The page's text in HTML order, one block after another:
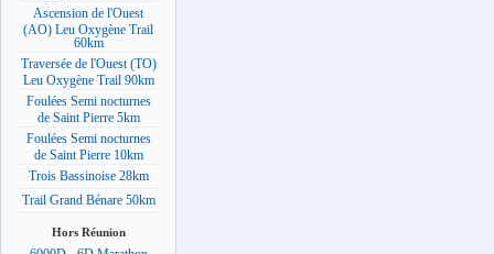
Ascension de l'Ouest
(AO) Leu Oxygène Trail
60km
Traversée de l'Ouest (TO)
Leu Oxygène Trail 90km
Foulées Semi nocturnes
de Saint Pierre 5km
Foulées Semi nocturnes
de Saint Pierre 10km
Trois Bassinoise 28km
Trail Grand Bénare 50km
Hors Réunion